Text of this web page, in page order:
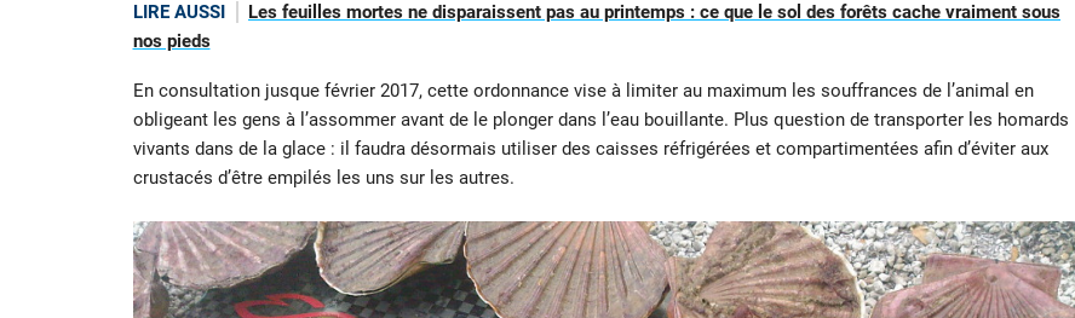
LIRE AUSSI
Les feuilles mortes ne disparaissent pas au printemps : ce que le sol des forêts cache vraiment sous
nos pieds
En consultation jusque février 2017, cette ordonnance vise à limiter au maximum les souffrances de l’animal en
obligeant les gens à l’assommer avant de le plonger dans l’eau bouillante. Plus question de transporter les homards
vivants dans de la glace : il faudra désormais utiliser des caisses réfrigérées et compartimentées afin d’éviter aux
crustacés d’être empilés les uns sur les autres.